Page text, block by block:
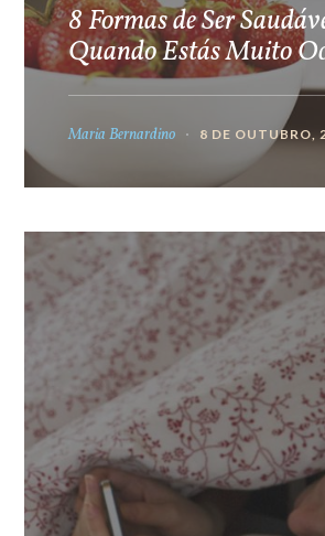
8 Formas de Ser
Quando Estás Muito
Maria Bernardino 8 DE OUTUBRO,